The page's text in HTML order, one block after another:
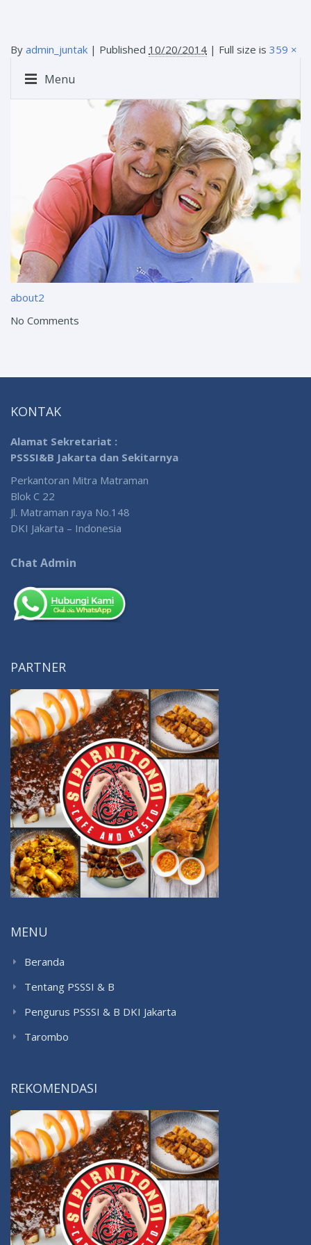
Menu
By admin_juntak | Published 10/20/2014 | Full size is 359 ×
about2
No Comments
KONTAK
Alamat Sekretariat :
PSSSI&B Jakarta dan Sekitarnya
Perkantoran Mitra Matraman
Blok C 22
Jl. Matraman raya No.148
DKI Jakarta – Indonesia
Chat Admin
PARTNER
MENU
Beranda
Tentang PSSSI & B
Pengurus PSSSI & B DKI Jakarta
Tarombo
REKOMENDASI